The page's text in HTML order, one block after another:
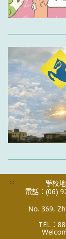
:::
學校
電話：(06)
No. 369,
TEL：